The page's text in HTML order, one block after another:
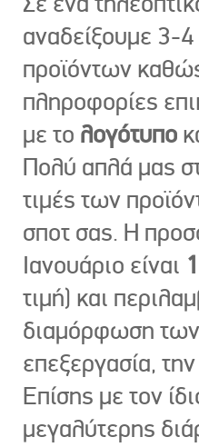
αναδείξουμε 3-
προϊόντων
πληροφορίες
με το λογότυπο
Πολύ απλά μας
τιμές των
σποτ σας. Η
Ιανουάριο είναι
τιμή) και
διαμόρφωση των
επεξεργασία,
Επίσης με τον
μεγαλύτερης